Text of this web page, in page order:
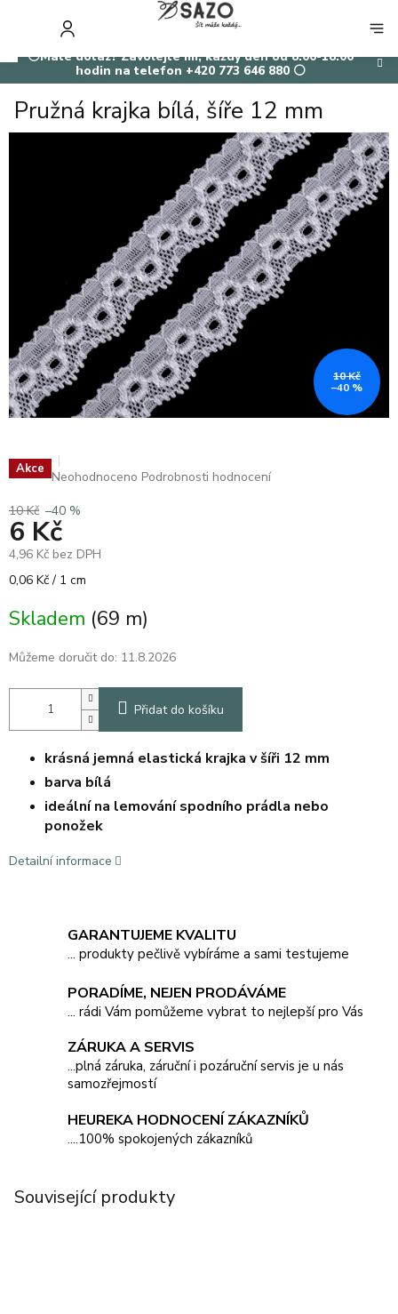
⚪Máte dotaz? Zavolejte mi, každý den od 8:00-18:00
hodin na telefon +420 773 646 880 ⚪
KOŠÍK
Pružná krajka bílá, šíře 12 mm
Akce Průměrné
produktu
je
0,0
z
5
Neohodnoceno Podrobnosti hodnocení
10 Kč
–40 %
10 Kč –40 %
6 Kč
4,96 Kč bez DPH
Měrná
0,06 Kč / 1 cm
Skladem (69 m)
Můžeme doručit do: 11.8.2026
Přidat do košíku
krásná jemná elastická krajka v šíři 12 mm
barva bílá
ideální na lemování spodního prádla nebo
ponožek
Detailní informace
GARANTUJEME KVALITU
... produkty pečlivě vybíráme a sami testujeme
PORADÍME, NEJEN PRODÁVÁME
... rádi Vám pomůžeme vybrat to nejlepší pro Vás
ZÁRUKA A SERVIS
...plná záruka, záruční i pozáruční servis je u nás
samozřejmostí
HEUREKA HODNOCENÍ ZÁKAZNÍKŮ
....100% spokojených zákazníků
Související produkty